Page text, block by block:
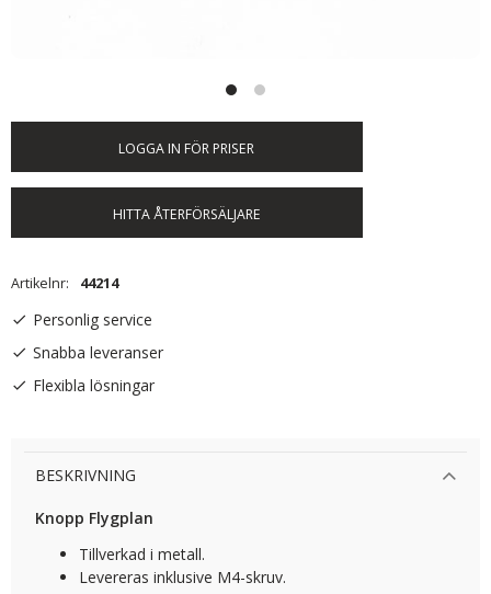
LOGGA IN FÖR PRISER
HITTA ÅTERFÖRSÄLJARE
Artikelnr 44214
Personlig service
Snabba leveranser
Flexibla lösningar
BESKRIVNING
Knopp Flygplan
Tillverkad i metall.
Levereras inklusive M4-skruv.